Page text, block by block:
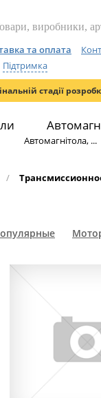
та оплата
Підтримка
стадії
Автомагнітола, ...
/